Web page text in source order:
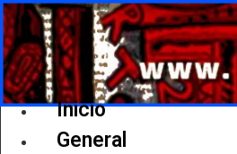
Ir
al
contenido
Inicio
General